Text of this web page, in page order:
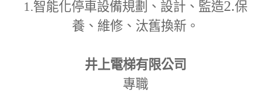
1.智能化停車設備規劃、設計、監造2.保
養、維修、汰舊換新。
井上電梯有限公司
專職